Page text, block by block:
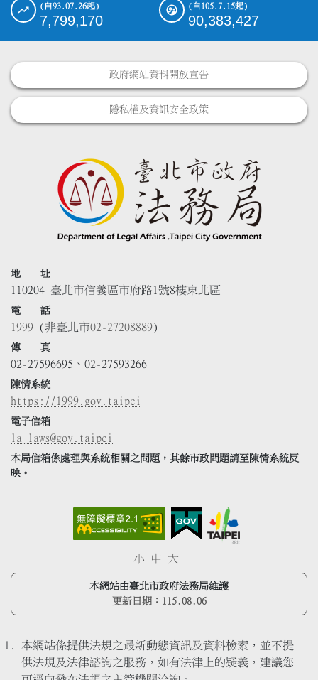
(自93.07.26起)
7,799,170
(自105.7.15起)
90,383,427
政府網站資料開放宣告
隱私權及資訊安全政策
地 址
110204 臺北市信義區市府路1號8樓東北區
電 話
1999 (非臺北市02-27208889)
傳 真
02-27596695、02-27593266
陳情系統
https://1999.gov.taipei
電子信箱
la_laws@gov.taipei
本局信箱係處理與系統相關之問題，其餘市政問題請至陳情系統反
映。
小 中 大
本網站由臺北市政府法務局維護
更新日期： 115.08.06
本網站係提供法規之最新動態資訊及資料檢索，並不提
供法規及法律諮詢之服務，如有法律上的疑義，建議您